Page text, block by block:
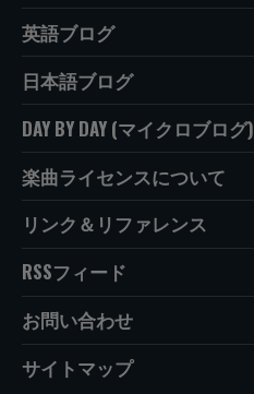
英語ブログ
日本語ブログ
DAY BY DAY (マイクロブログ)
楽曲ライセンスについて
リンク＆リファレンス
RSSフィード
お問い合わせ
サイトマップ